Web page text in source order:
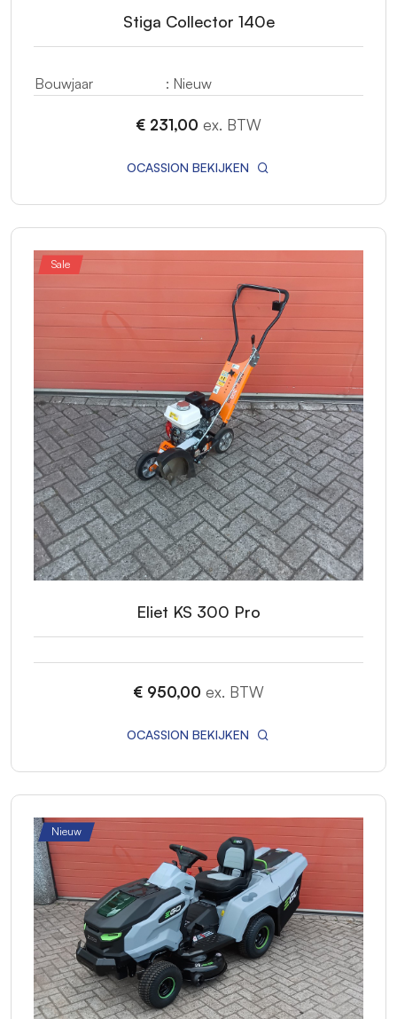
Stiga Collector 140e
Bouwjaar : Nieuw
€ 231,00 ex. BTW
OCASSION BEKIJKEN
Sale
Eliet KS 300 Pro
€ 950,00 ex. BTW
OCASSION BEKIJKEN
Nieuw